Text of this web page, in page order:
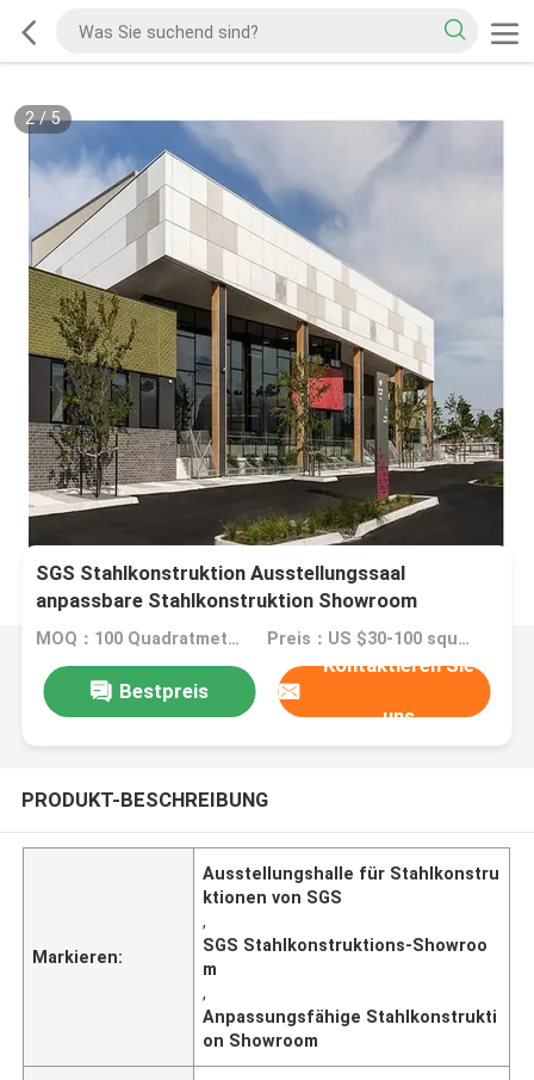
2/5
SGS Stahlkonstruktion Ausstellungssaal
anpassbare Stahlkonstruktion Showroom
MOQ：100 Quadratmeter Preis：US $30-100 square meter
Bestpreis
Kontaktieren Sie
uns
PRODUKT-BESCHREIBUNG
Markieren:
Ausstellungshalle für Stahlkonstru
ktionen von SGS
,
SGS Stahlkonstruktions-Showroo
m
,
Anpassungsfähige Stahlkonstrukti
on Showroom